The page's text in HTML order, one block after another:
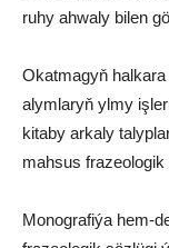
ruhy ahwaly bilen
Okatmagyň
alymlaryň ylmy
kitaby arkaly
mahsus
Monografiýa hem-